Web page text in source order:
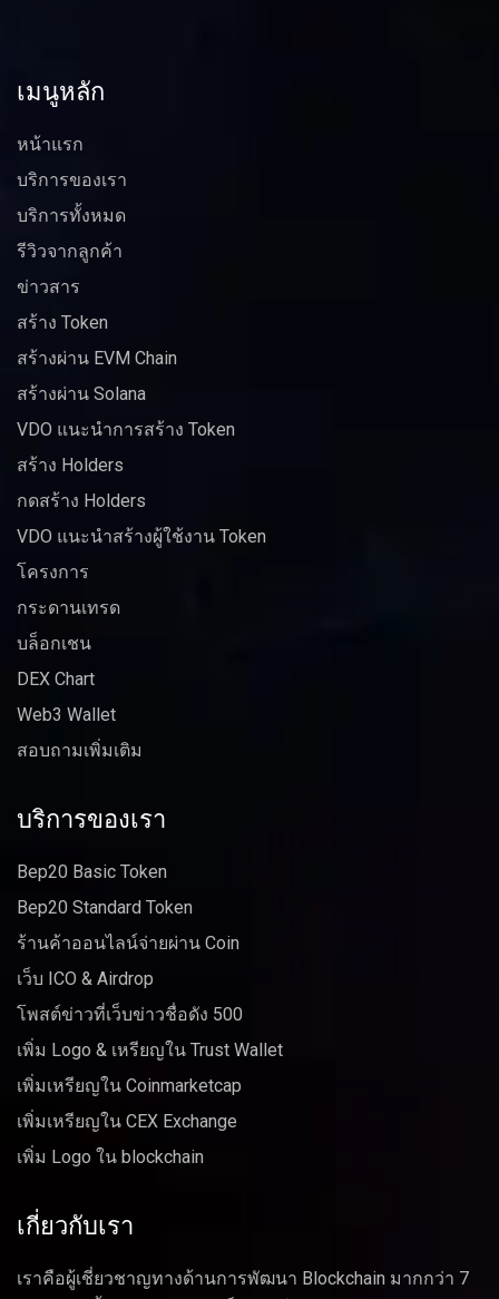
เมนูหลัก
หน้าแรก
บริการของเรา
บริการทั้งหมด
รีวิวจากลูกค้า
ข่าวสาร
สร้าง Token
สร้างผ่าน EVM Chain
สร้างผ่าน Solana
VDO แนะนำการสร้าง Token
สร้าง Holders
กดสร้าง Holders
VDO แนะนำสร้างผู้ใช้งาน Token
โครงการ
กระดานเทรด
บล็อกเชน
DEX Chart
Web3 Wallet
สอบถามเพิ่มเติม
บริการของเรา
Bep20 Basic Token
Bep20 Standard Token
ร้านค้าออนไลน์จ่ายผ่าน Coin
เว็บ ICO & Airdrop
โพสต์ข่าวที่เว็บข่าวชื่อดัง 500
เพิ่ม Logo & เหรียญใน Trust Wallet
เพิ่มเหรียญใน Coinmarketcap
เพิ่มเหรียญใน CEX Exchange
เพิ่ม Logo ใน blockchain
เกี่ยวกับเรา
เราคือผู้เชี่ยวชาญทางด้านการพัฒนา Blockchain มากกว่า 7